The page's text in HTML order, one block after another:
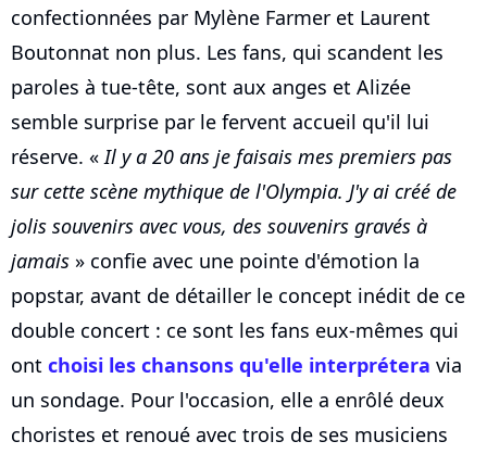
confectionnées par Mylène Farmer et Laurent
Boutonnat non plus. Les fans, qui scandent les
paroles à tue-tête, sont aux anges et Alizée
semble surprise par le fervent accueil qu'il lui
réserve. «Il y a 20 ans je faisais mes premiers pas
sur cette scène mythique de l'Olympia. J'y ai créé de
jolis souvenirs avec vous, des souvenirs gravés à
jamais » confie avec une pointe d'émotion la
popstar, avant de détailler le concept inédit de ce
double concert : ce sont les fans eux-mêmes qui
ont choisi les chansons qu'elle interprétera via
un sondage. Pour l'occasion, elle a enrôlé deux
choristes et renoué avec trois de ses musiciens